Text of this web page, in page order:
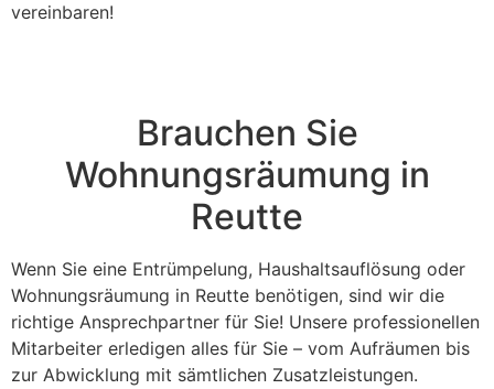
vereinbaren!
Brauchen Sie
Wohnungsräumung in
Reutte
Wenn Sie eine Entrümpelung, Haushaltsauflösung oder
Wohnungsräumung in Reutte benötigen, sind wir die
richtige Ansprechpartner für Sie! Unsere professionellen
Mitarbeiter erledigen alles für Sie – vom Aufräumen bis
zur Abwicklung mit sämtlichen Zusatzleistungen.